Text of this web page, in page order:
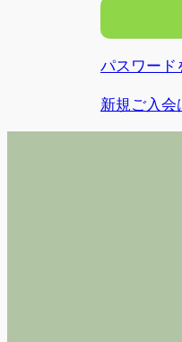
パスワード
新規ご入会